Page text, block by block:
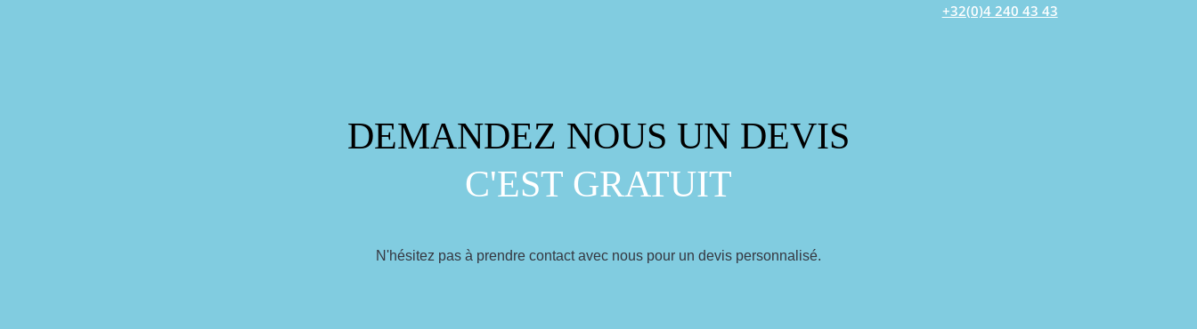
+32(0)4 240 43 43
DEMANDEZ NOUS UN DEVIS
C'EST GRATUIT
N'hésitez pas à prendre contact avec nous pour un devis personnalisé.